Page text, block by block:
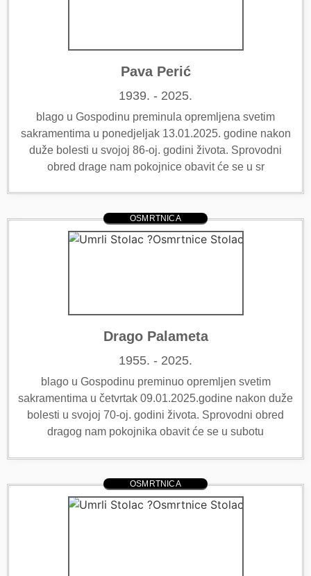
Pava Perić
1939. - 2025.
blago u Gospodinu preminula opremljena svetim
sakramentima u ponedjeljak 13.01.2025. godine nakon
duže bolesti u svojoj 86-oj. godini života. Sprovodni
obred drage nam pokojnice obavit će se u sr
OSMRTNICA
Drago Palameta
1955. - 2025.
blago u Gospodinu preminuo opremljen svetim
sakramentima u četvrtak 09.01.2025.godine nakon duže
bolesti u svojoj 70-oj. godini života. Sprovodni obred
dragog nam pokojnika obavit će se u subotu
OSMRTNICA